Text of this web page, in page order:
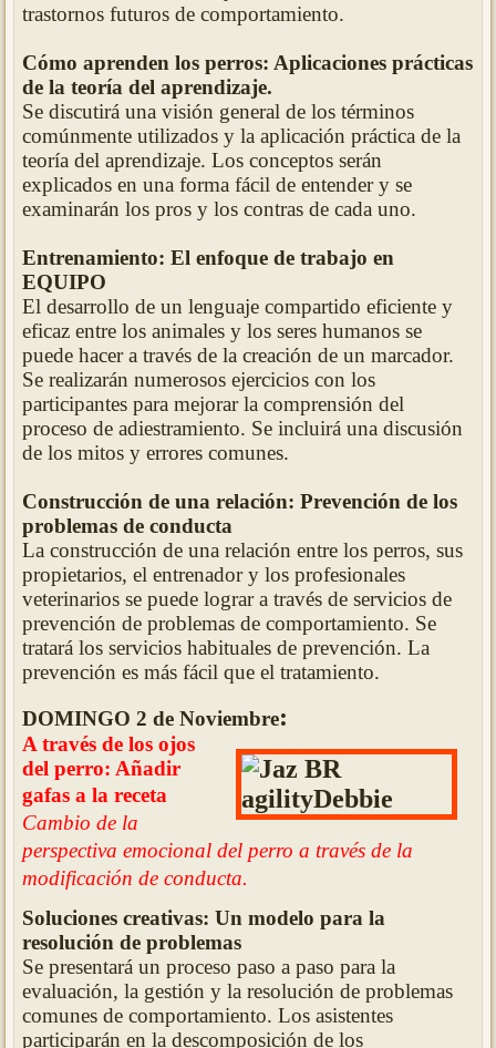
trastornos futuros de comportamiento.
Cómo aprenden los perros: Aplicaciones prácticas
de la teoría del aprendizaje.
Se discutirá una visión general de los términos
comúnmente utilizados y la aplicación práctica de la
teoría del aprendizaje. Los conceptos serán
explicados en una forma fácil de entender y se
examinarán los pros y los contras de cada uno.
Entrenamiento: El enfoque de trabajo en
EQUIPO
El desarrollo de un lenguaje compartido eficiente y
eficaz entre los animales y los seres humanos se
puede hacer a través de la creación de un marcador.
Se realizarán numerosos ejercicios con los
participantes para mejorar la comprensión del
proceso de adiestramiento. Se incluirá una discusión
de los mitos y errores comunes.
Construcción de una relación: Prevención de los
problemas de conducta
La construcción de una relación entre los perros, sus
propietarios, el entrenador y los profesionales
veterinarios se puede lograr a través de servicios de
prevención de problemas de comportamiento. Se
tratará los servicios habituales de prevención. La
prevención es más fácil que el tratamiento.
DOMINGO 2 de Noviembre:
A través de los ojos
del perro: Añadir
gafas a la receta
Cambio de la
perspectiva emocional del perro a través de la
modificación de conducta.
Soluciones creativas: Un modelo para la
resolución de problemas
Se presentará un proceso paso a paso para la
evaluación, la gestión y la resolución de problemas
comunes de comportamiento. Los asistentes
participarán en la descomposición de los